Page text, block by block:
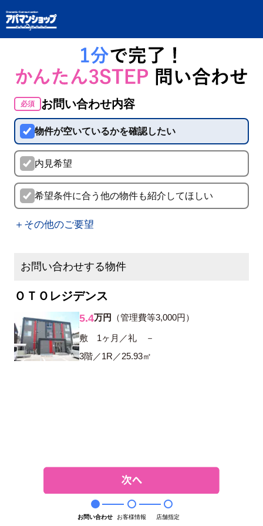
必須 お問い合わせ内容
物件が空いているかを確認したい
内見希望
希望条件に合う他の物件も紹介してほしい
＋その他のご要望
お問い合わせする物件
ＯＴＯレジデンス
5.4万円 （管理費等3,000円）
敷 1ヶ月／礼 －
3階／1R／25.93㎡
お問い合わせ お客様情報 店舗指定